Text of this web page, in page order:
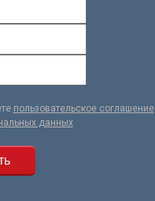
пользовательское соглашение
данных